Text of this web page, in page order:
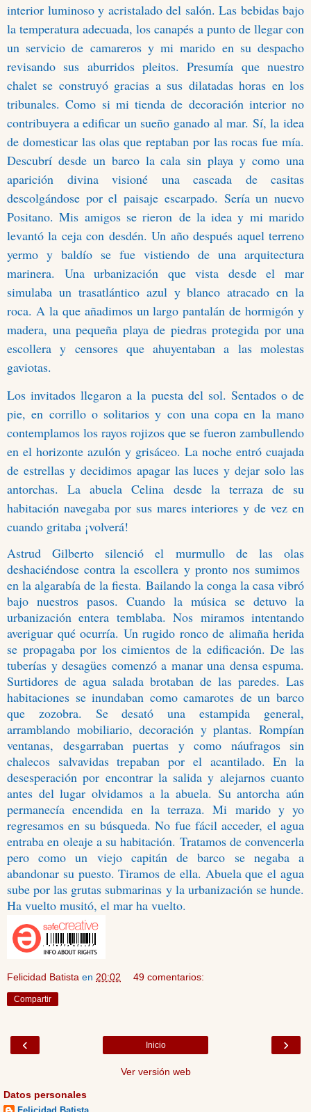
interior luminoso y acristalado del salón. Las bebidas bajo
la temperatura adecuada, los canapés a punto de llegar con
un servicio de camareros y mi marido en su despacho
revisando sus aburridos pleitos. Presumía que nuestro
chalet se construyó gracias a sus dilatadas horas en los
tribunales. Como si mi tienda de decoración interior no
contribuyera a edificar un sueño ganado al mar. Sí, la idea
de domesticar las olas que reptaban por las rocas fue mía.
Descubrí desde un barco la cala sin playa y como una
aparición divina visioné una cascada de casitas
descolgándose por el paisaje escarpado. Sería un nuevo
Positano. Mis amigos se rieron de la idea y mi marido
levantó la ceja con desdén. Un año después aquel terreno
yermo y baldío se fue vistiendo de una arquitectura
marinera. Una urbanización que vista desde el mar
simulaba un trasatlántico azul y blanco atracado en la
roca. A la que añadimos un largo pantalán de hormigón y
madera, una pequeña playa de piedras protegida por una
escollera y censores que ahuyentaban a las molestas
gaviotas.
Los invitados llegaron a la puesta del sol. Sentados o de
pie, en corrillo o solitarios y con una copa en la mano
contemplamos los rayos rojizos que se fueron zambullendo
en el horizonte azulón y grisáceo. La noche entró cuajada
de estrellas y decidimos apagar las luces y dejar solo las
antorchas. La abuela Celina desde la terraza de su
habitación navegaba por sus mares interiores y de vez en
cuando gritaba ¡volverá!
Astrud Gilberto silenció el murmullo de las olas
deshaciéndose contra la escollera y pronto nos sumimos
en la algarabía de la fiesta. Bailando la conga la casa vibró
bajo nuestros pasos. Cuando la música se detuvo la
urbanización entera temblaba. Nos miramos intentando
averiguar qué ocurría. Un rugido ronco de alimaña herida
se propagaba por los cimientos de la edificación. De las
tuberías y desagües comenzó a manar una densa espuma.
Surtidores de agua salada brotaban de las paredes. Las
habitaciones se inundaban como camarotes de un barco
que zozobra. Se desató una estampida general,
arramblando mobiliario, decoración y plantas. Rompían
ventanas, desgarraban puertas y como náufragos sin
chalecos salvavidas trepaban por el acantilado. En la
desesperación por encontrar la salida y alejarnos cuanto
antes del lugar olvidamos a la abuela. Su antorcha aún
permanecía encendida en la terraza. Mi marido y yo
regresamos en su búsqueda. No fue fácil acceder, el agua
entraba en oleaje a su habitación. Tratamos de convencerla
pero como un viejo capitán de barco se negaba a
abandonar su puesto. Tiramos de ella. Abuela que el agua
sube por las grutas submarinas y la urbanización se hunde.
Ha vuelto musitó, el mar ha vuelto.
Felicidad Batista en 20:02 49 comentarios:
Compartir
‹ ›
Inicio
Ver versión web
Datos personales